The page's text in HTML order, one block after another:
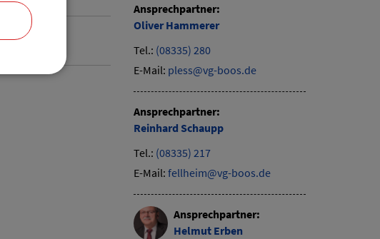
Ansprechpartner:
OliverHammerer
Tel.: (08335) 280
E-Mail: pless@vg-boos.de
Ansprechpartner:
Reinhard Schaupp
Tel.: (08335) 217
E-Mail: fellheim@vg-boos.de
Ansprechpartner:
Helmut Erben